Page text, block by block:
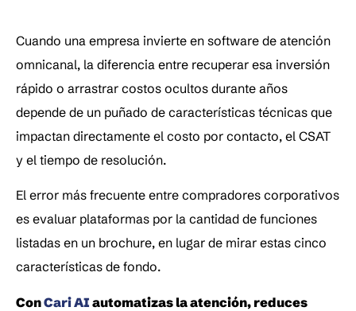
Cuando una empresa invierte en software de atención
omnicanal, la diferencia entre recuperar esa inversión
rápido o arrastrar costos ocultos durante años
depende de un puñado de características técnicas que
impactan directamente el costo por contacto, el CSAT
y el tiempo de resolución.
El error más frecuente entre compradores corporativos
es evaluar plataformas por la cantidad de funciones
listadas en un brochure, en lugar de mirar estas cinco
características de fondo.
Con Cari AI automatizas la atención, reduces